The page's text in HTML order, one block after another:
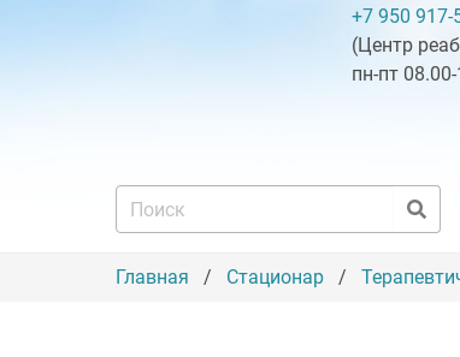
+7 950 917-
(Центр
пн-пт
Главная Стационар